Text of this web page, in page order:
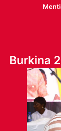
Burkina